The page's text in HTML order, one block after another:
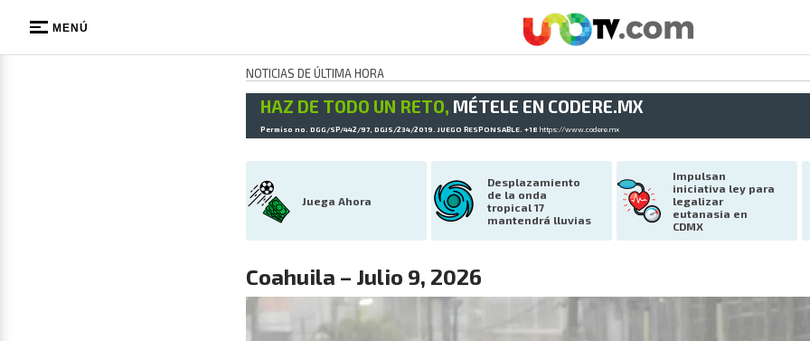
MENÚ
NOTICIAS DE ÚLTIMA HORA
HAZ DE TODO UN RETO, MÉTELE EN CODERE.MX
Permiso no. DGG/SP/442/97, DGJS/234/2019. JUEGO RESPONSABLE. +18 https://www.codere.mx
Juega Ahora
Desplazamiento
de la onda
tropical 17
mantendrá lluvias
Impulsan
iniciativa ley para
legalizar
eutanasia en
CDMX
Coahuila – Julio 9, 2026